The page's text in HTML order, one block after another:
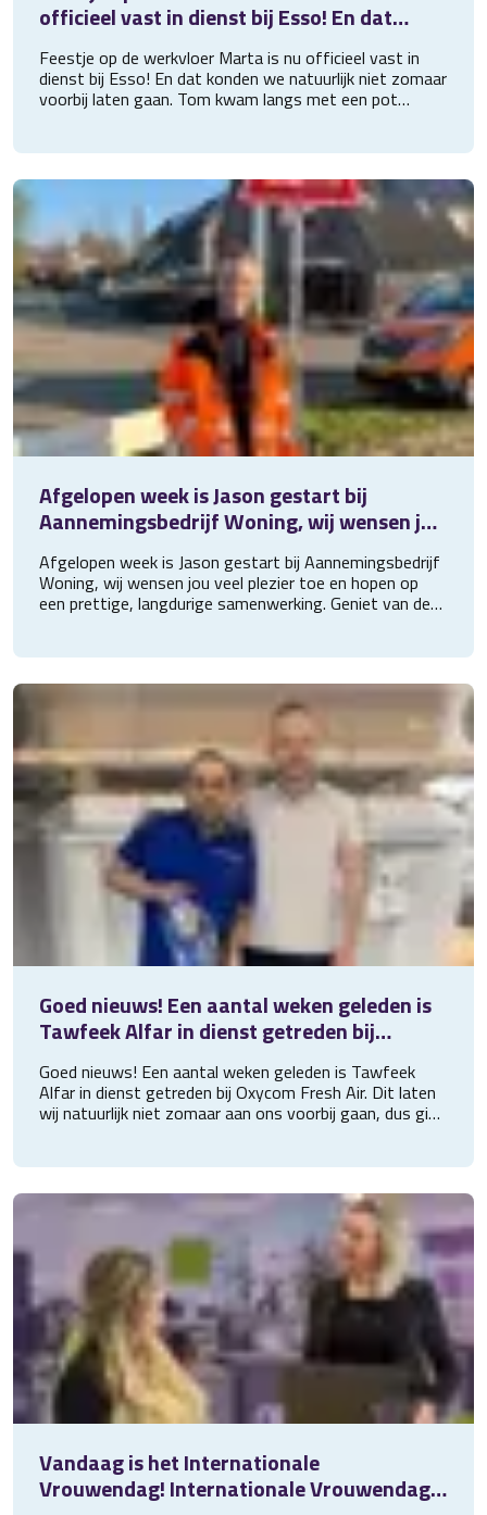
officieel vast in dienst bij Esso! En dat
laten gaa
Feestje op de werkvloer Marta is nu officieel vast in
dienst bij Esso! En dat konden we natuurlijk niet zomaar
voorbij laten gaan. Tom kwam langs met een pot
Afgelopen week is Jason gestart bij
Aannemingsbedrijf Woning, wij wensen jou
Afgelopen week is Jason gestart bij Aannemingsbedrijf
Woning, wij wensen jou veel plezier toe en hopen op
een prettige, langdurige samenwerking. Geniet van de
Goed nieuws! Een aantal weken geleden is
Tawfeek Alfar in dienst getreden bij
niet zo
Goed nieuws! Een aantal weken geleden is Tawfeek
Alfar in dienst getreden bij Oxycom Fresh Air. Dit laten
wij natuurlijk niet zomaar aan ons voorbij gaan, dus ging
Vandaag is het Internationale
Vrouwendag! Internationale Vrouwendag